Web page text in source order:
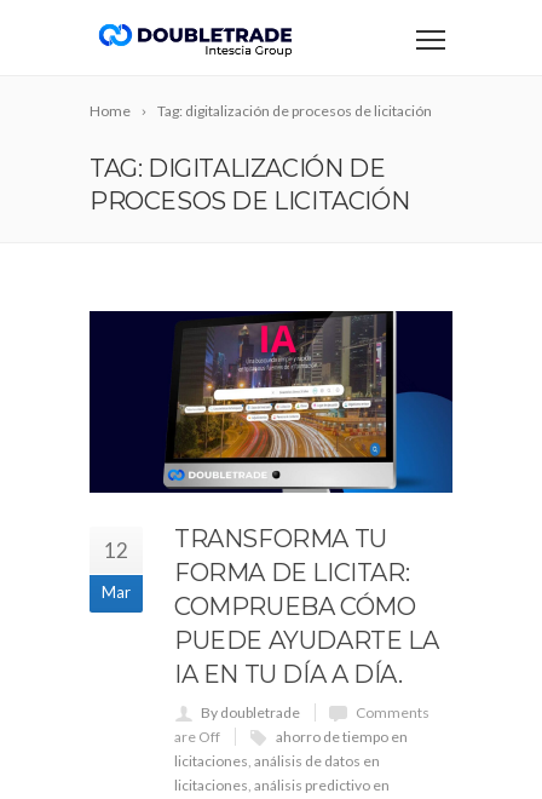
Home Tag: digitalización de procesos de licitación
TAG: DIGITALIZACIÓN DE
PROCESOS DE LICITACIÓN
12
Mar
TRANSFORMA TU
FORMA DE LICITAR:
COMPRUEBA CÓMO
PUEDE AYUDARTE LA
IA EN TU DÍA A DÍA.
By doubletrade
Comments
are Off
ahorro de tiempo en
licitaciones, análisis de datos en
licitaciones, análisis predictivo en